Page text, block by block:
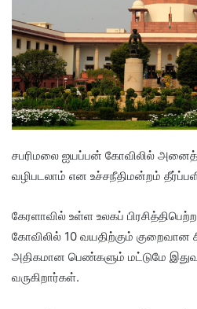
சபரிமலை ஐயப்பன் கோவிலில்
வழிபடலாம் என உச்சநீதிமன்றம்
கேரளாவில் உள்ள உலகப்
கோவிலில் 10 வயதிற்கும் குறைவான
அதிகமான பெண்களும் மட்டுமே
வருகிறார்கள்.